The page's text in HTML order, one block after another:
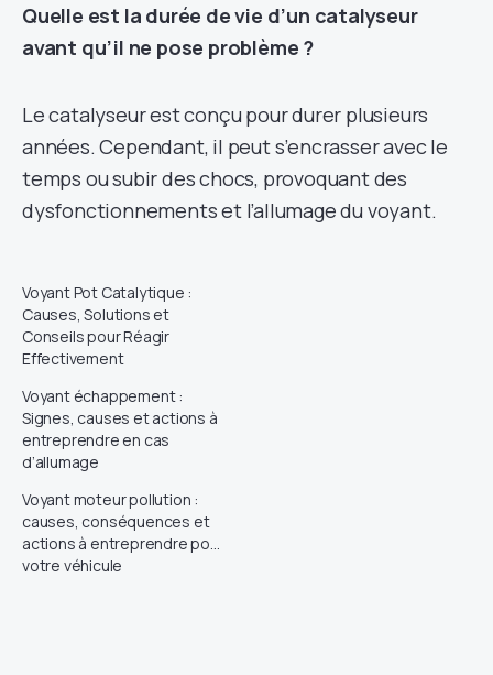
Quelle est la durée de vie d’un catalyseur
avant qu’il ne pose problème ?
Le catalyseur est conçu pour durer plusieurs
années. Cependant, il peut s’encrasser avec le
temps ou subir des chocs, provoquant des
dysfonctionnements et l’allumage du voyant.
Voyant Pot Catalytique :
Causes, Solutions et
Conseils pour Réagir
Effectivement
Voyant échappement :
Signes, causes et actions à
entreprendre en cas
d’allumage
Voyant moteur pollution :
causes, conséquences et
actions à entreprendre pour
votre véhicule